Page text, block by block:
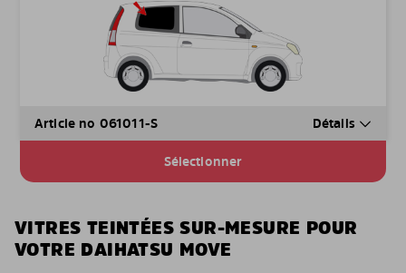
Article no 061011-S Détails
Sélectionner
VITRES TEINTÉES SUR-MESURE POUR
VOTRE DAIHATSU MOVE